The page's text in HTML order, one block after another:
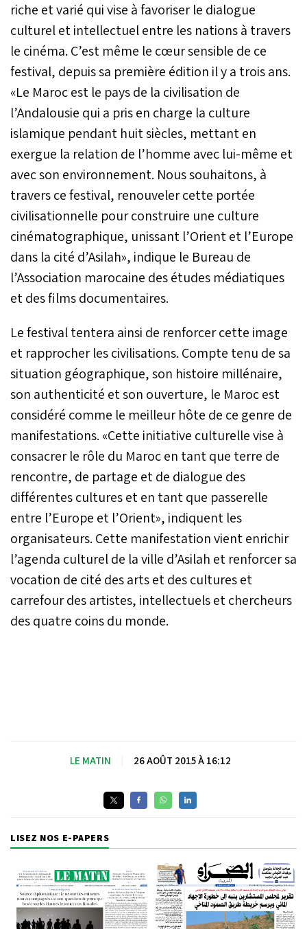
riche et varié qui vise à favoriser le dialogue
culturel et intellectuel entre les nations à travers
le cinéma. C’est même le cœur sensible de ce
festival, depuis sa première édition il y a trois ans.
«Le Maroc est le pays de la civilisation de
l’Andalousie qui a pris en charge la culture
islamique pendant huit siècles, mettant en
exergue la relation de l’homme avec lui-même et
avec son environnement. Nous souhaitons, à
travers ce festival, renouveler cette portée
civilisationnelle pour construire une culture
cinématographique, unissant l’Orient et l’Europe
dans la cité d’Asilah», indique le Bureau de
l’Association marocaine des études médiatiques
et des films documentaires.
Le festival tentera ainsi de renforcer cette image
et rapprocher les civilisations. Compte tenu de sa
situation géographique, son histoire millénaire,
son authenticité et son ouverture, le Maroc est
considéré comme le meilleur hôte de ce genre de
manifestations. «Cette initiative culturelle vise à
consacrer le rôle du Maroc en tant que terre de
rencontre, de partage et de dialogue des
différentes cultures et en tant que passerelle
entre l’Europe et l’Orient», indiquent les
organisateurs. Cette manifestation vient enrichir
l’agenda culturel de la ville d’Asilah et renforcer sa
vocation de cité des arts et des cultures et
carrefour des artistes, intellectuels et chercheurs
des quatre coins du monde.
LE MATIN 26 AOÛT 2015 À 16:12
LISEZ NOS E-PAPERS